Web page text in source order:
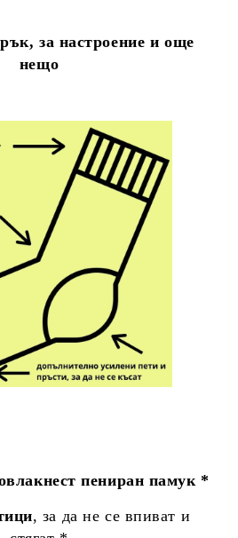
за настроение и още
нещо
пениран памук *
, за да не се впиват и